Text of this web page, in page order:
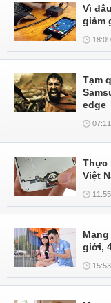
Vì
giảm
Tạm
edge
Thực
Việt
giới,